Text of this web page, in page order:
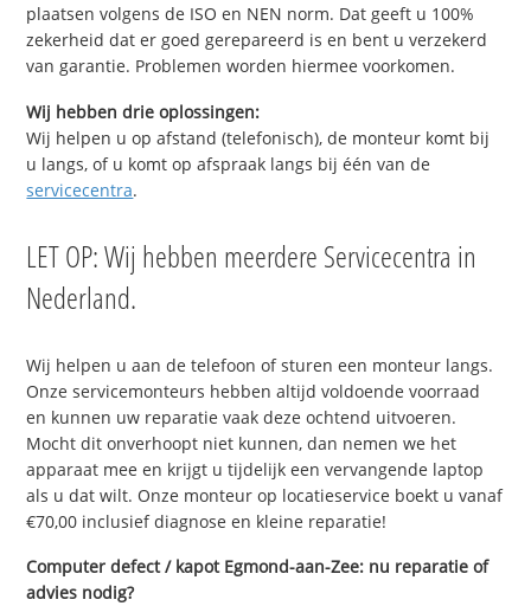
plaatsen volgens de ISO en NEN norm. Dat geeft u 100%
zekerheid dat er goed gerepareerd is en bent u verzekerd
van garantie. Problemen worden hiermee voorkomen.
Wij hebben drie oplossingen:
Wij helpen u op afstand (telefonisch), de monteur komt bij
u langs, of u komt op afspraak langs bij één van de
servicecentra.
LET OP: Wij hebben meerdere Servicecentra in
Nederland.
Wij helpen u aan de telefoon of sturen een monteur langs.
Onze servicemonteurs hebben altijd voldoende voorraad
en kunnen uw reparatie vaak deze ochtend uitvoeren.
Mocht dit onverhoopt niet kunnen, dan nemen we het
apparaat mee en krijgt u tijdelijk een vervangende laptop
als u dat wilt. Onze monteur op locatieservice boekt u vanaf
€70,00 inclusief diagnose en kleine reparatie!
Computer defect / kapot Egmond-aan-Zee: nu reparatie of
advies nodig?